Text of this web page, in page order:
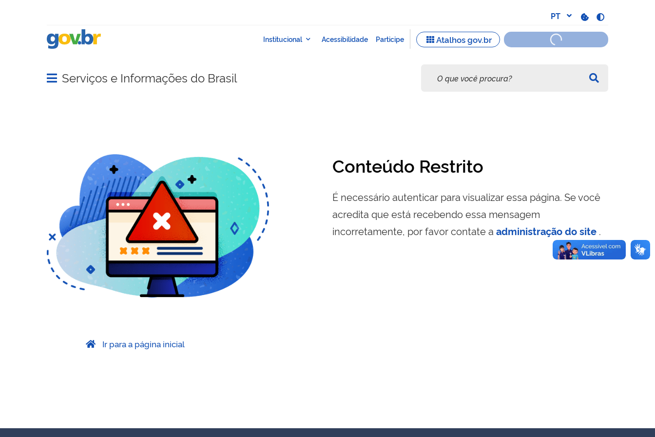
Abrir menu principal de navegação
Serviços e Informações do Brasil
Conteúdo Restrito
É necessário autenticar para visualizar essa página. Se você
acredita que está recebendo essa mensagem
incorretamente, por favor contate a administração do site .
Ir para a página inicial